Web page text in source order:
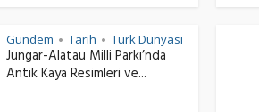
Gündem • Tarih • Türk Dünyası
Jungar-Alatau Milli Parkı’nda
Antik Kaya Resimleri ve...